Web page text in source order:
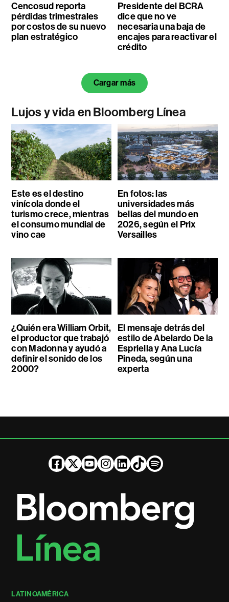
Cencosud reporta
pérdidas trimestrales
por costos de su nuevo
plan estratégico
Presidente del BCRA
dice que no ve
necesaria una baja de
encajes para reactivar el
crédito
Cargar más
Lujos y vida en Bloomberg Línea
Este es el destino
vinícola donde el
turismo crece, mientras
el consumo mundial de
vino cae
En fotos: las
universidades más
bellas del mundo en
2026, según el Prix
Versailles
¿Quién era William Orbit,
el productor que trabajó
con Madonna y ayudó a
definir el sonido de los
2000?
El mensaje detrás del
estilo de Abelardo De la
Espriella y Ana Lucía
Pineda, según una
experta
LATINOAMÉRICA